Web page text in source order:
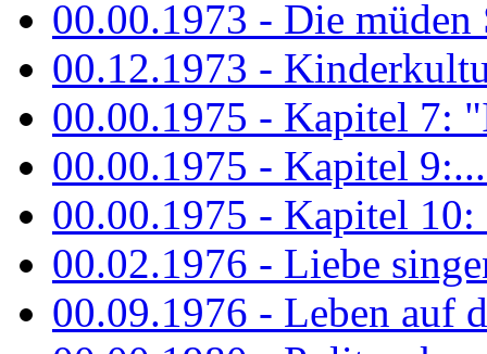
00.00.1973 - Die müden
00.12.1973 -
00.00.1975 - Kapitel 7:
00.00.1975 - Kapitel
00.00.1975 - Kapitel
00.02.1976 - Liebe
00.09.1976 - Leben auf